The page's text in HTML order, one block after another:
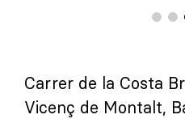
Carrer de la Costa
Vicenç de Montalt,